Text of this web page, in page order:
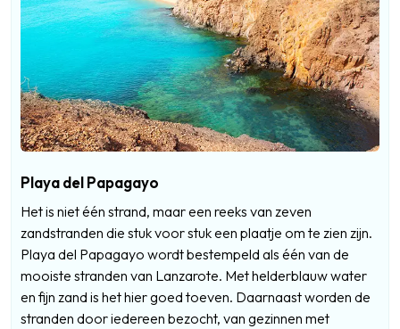
Playa del Papagayo
Het is niet één strand, maar een reeks van zeven
zandstranden die stuk voor stuk een plaatje om te zien zijn.
Playa del Papagayo wordt bestempeld als één van de
mooiste stranden van Lanzarote. Met helderblauw water
en fijn zand is het hier goed toeven. Daarnaast worden de
stranden door iedereen bezocht, van gezinnen met